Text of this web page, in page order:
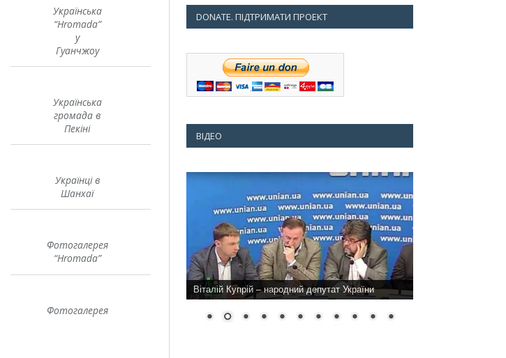
Українська
“Hromada”
у
Гуанчжоу
Українська
громада в
Пекіні
Українці в
Шанхаї
Фотогалерея
“Hromada”
Фотогалерея
DONATE. ПІДТРИМАТИ ПРОЕКТ
ВІДЕО
Віталій Купрій – народний депутат України